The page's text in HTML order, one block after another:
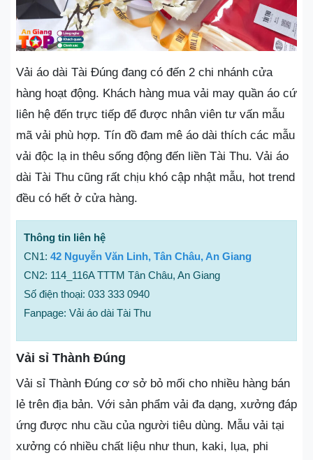
Vải áo dài Tài Đúng đang có đến 2 chi nhánh cửa
hàng hoạt động. Khách hàng mua vải may quần áo cứ
liên hệ đến trực tiếp để được nhân viên tư vấn mẫu
mã vải phù hợp. Tín đồ đam mê áo dài thích các mẫu
vải độc lạ in thêu sống động đến liền Tài Thu. Vải áo
dài Tài Thu cũng rất chịu khó cập nhật mẫu, hot trend
đều có hết ở cửa hàng.
Thông tin liên hệ
CN1: 42 Nguyễn Văn Linh, Tân Châu, An Giang
CN2: 114_116A TTTM Tân Châu, An Giang
Số điện thoại: 033 333 0940
Fanpage: Vải áo dài Tài Thu
Vải sỉ Thành Đúng
Vải sỉ Thành Đúng cơ sở bỏ mối cho nhiều hàng bán
lẻ trên địa bản. Với sản phẩm vải đa dạng, xưởng đáp
ứng được nhu cầu của người tiêu dùng. Mẫu vải tại
xưởng có nhiều chất liệu như thun, kaki, lụa, phi